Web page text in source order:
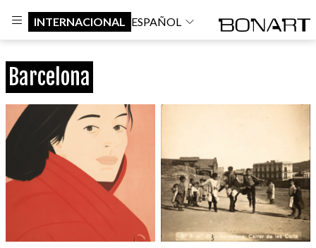
INTERNACIONAL ESPAÑOL
Barcelona